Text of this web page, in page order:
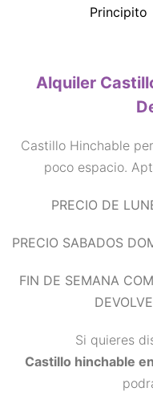
Alquiler
Castillo Hinchable
poco espacio.
PRECIO DE
PRECIO SABADOS
FIN DE SEMANA
Si quieres
Castillo hinchable